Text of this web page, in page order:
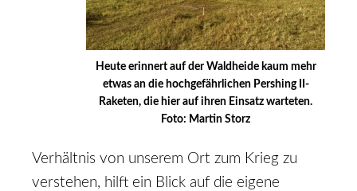
Heute erinnert auf der Waldheide kaum mehr
etwas an die hochgefährlichen Pershing II-
Raketen, die hier auf ihren Einsatz warteten.
Foto: Martin Storz
Verhältnis von unserem Ort zum Krieg zu
verstehen, hilft ein Blick auf die eigene